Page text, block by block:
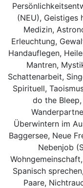
(NEU), Geistiges
Medizin,
Erleuchtung,
Handauflegen,
Mantren,
Schattenarbeit,
Spirituell,
do the
Überwintern im
Baggersee, Neue
Nebenjob
Spanisch
Paare,